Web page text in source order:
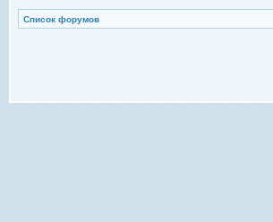
Список форумов